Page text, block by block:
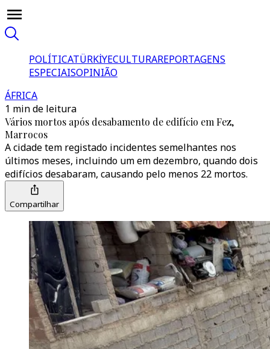
POLÍTICATÜRKİYECULTURAREPORTAGENS
ESPECIAISOPINIÃO
ÁFRICA
1 min de leitura
Vários mortos após desabamento de edifício em Fez,
Marrocos
A cidade tem registado incidentes semelhantes nos
últimos meses, incluindo um em dezembro, quando dois
edifícios desabaram, causando pelo menos 22 mortos.
Compartilhar